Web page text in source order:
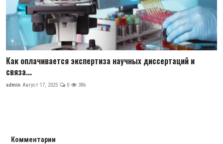
Как оплачивается экспертиза научных диссертаций и
связа...
admin Август 17, 2025 0 386
Комментарии